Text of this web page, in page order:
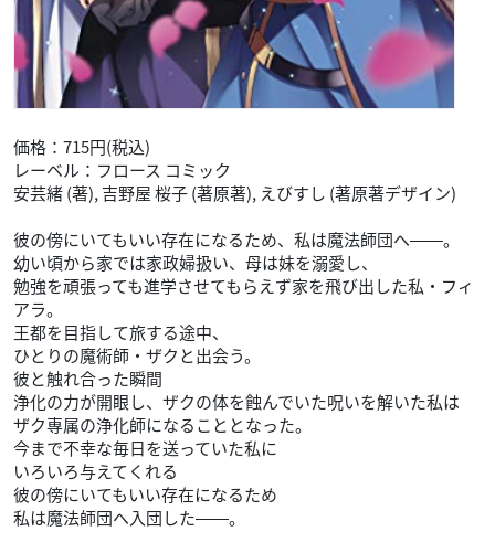
価格：715円(税込)
レーベル：フロース コミック
安芸緒 (著), 吉野屋 桜子 (著原著), えびすし (著原著デザイン)
彼の傍にいてもいい存在になるため、私は魔法師団へ――。
幼い頃から家では家政婦扱い、母は妹を溺愛し、
勉強を頑張っても進学させてもらえず家を飛び出した私・フィ
アラ。
王都を目指して旅する途中、
ひとりの魔術師・ザクと出会う。
彼と触れ合った瞬間
浄化の力が開眼し、ザクの体を蝕んでいた呪いを解いた私は
ザク専属の浄化師になることとなった。
今まで不幸な毎日を送っていた私に
いろいろ与えてくれる
彼の傍にいてもいい存在になるため
私は魔法師団へ入団した――。